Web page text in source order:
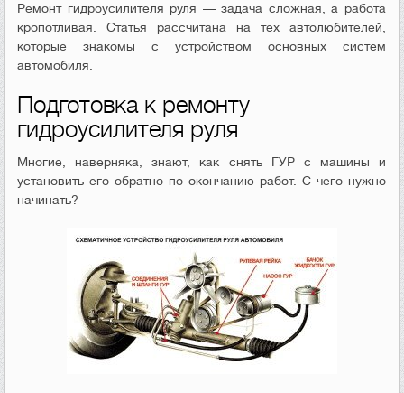
Ремонт гидроусилителя руля — задача сложная, а работа
кропотливая. Статья рассчитана на тех автолюбителей,
которые знакомы с устройством основных систем
автомобиля.
Подготовка к ремонту
гидроусилителя руля
Многие, наверняка, знают, как снять ГУР с машины и
установить его обратно по окончанию работ. С чего нужно
начинать?